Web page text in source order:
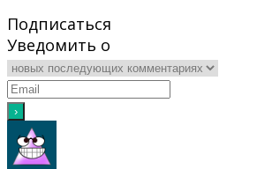
Подписаться
Уведомить о